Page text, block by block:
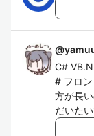
@
C#
# フロ
方が長
だいたい